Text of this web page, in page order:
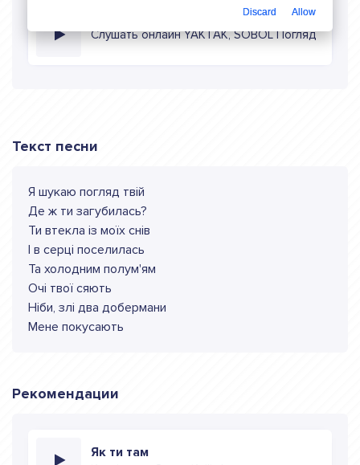
Слушать онлайн YAKTAK, SOBOL Погляд
Текст песни
Я шукаю погляд твій
Де ж ти загубилась?
Ти втекла із моїх снів
І в серці поселилась
Та холодним полум'ям
Очі твої сяють
Ніби, злі два добермани
Мене покусають
Рекомендации
Як ти там
Discard Allow